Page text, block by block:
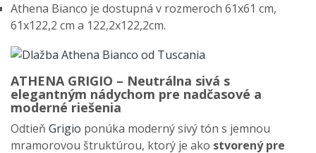
Athena Bianco je dostupná v rozmeroch 61x61 cm,
61x122,2 cm a 122,2x122,2cm.
ATHENA GRIGIO – Neutrálna sivá s
elegantným nádychom pre nadčasové a
moderné riešenia
Odtieň Grigio ponúka moderný sivý tón s jemnou
mramorovou štruktúrou, ktorý je ako stvorený pre